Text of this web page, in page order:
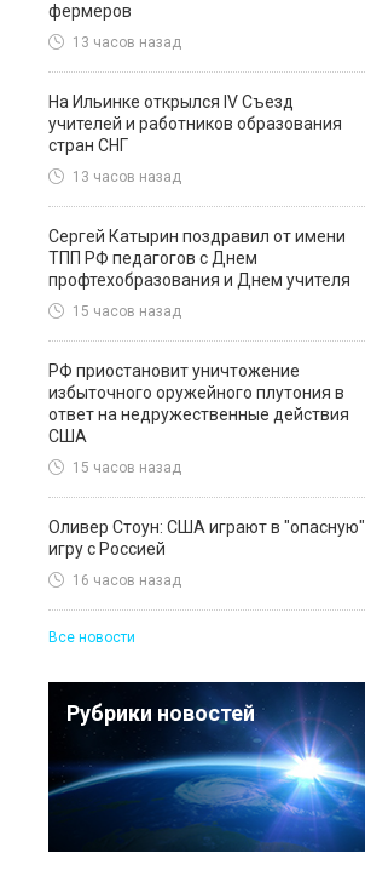
фермеров
13 часов назад
На Ильинке открылся IV Съезд
учителей и работников образования
стран СНГ
13 часов назад
Сергей Катырин поздравил от имени
ТПП РФ педагогов с Днем
профтехобразования и Днем учителя
15 часов назад
РФ приостановит уничтожение
избыточного оружейного плутония в
ответ на недружественные действия
США
15 часов назад
Оливер Стоун: США играют в "опасную"
игру с Россией
16 часов назад
Все новости
Рубрики новостей